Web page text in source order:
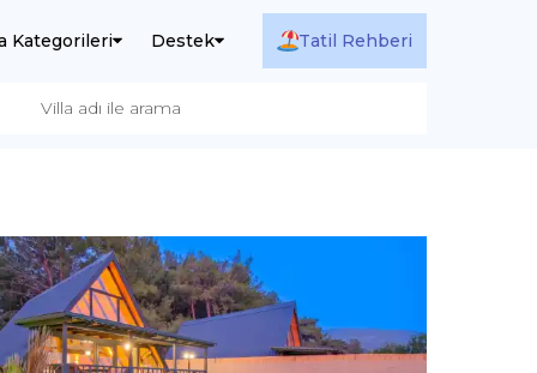
Kategorileri Destek Tatil Rehberi